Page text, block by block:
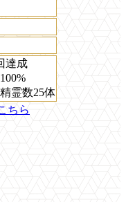
達成
霊数25体
ちら